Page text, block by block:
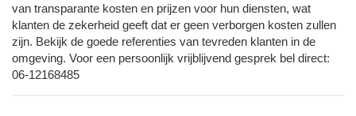
van transparante kosten en prijzen voor hun diensten, wat
klanten de zekerheid geeft dat er geen verborgen kosten zullen
zijn. Bekijk de goede referenties van tevreden klanten in de
omgeving. Voor een persoonlijk vrijblijvend gesprek bel direct:
06-12168485